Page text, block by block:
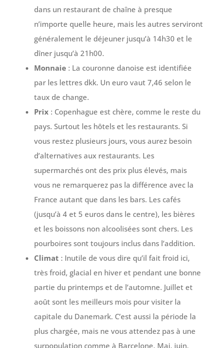
dans un restaurant de chaîne à presque
n’importe quelle heure, mais les autres serviront
généralement le déjeuner jusqu’à 14h30 et le
dîner jusqu’à 21h00.
Monnaie: La couronne danoise est identifiée
par les lettres dkk. Un euro vaut 7,46 selon le
taux de change.
Prix : Copenhague est chère, comme le reste du
pays. Surtout les hôtels et les restaurants. Si
vous restez plusieurs jours, vous aurez besoin
d’alternatives aux restaurants. Les
supermarchés ont des prix plus élevés, mais
vous ne remarquerez pas la différence avec la
France autant que dans les bars. Les cafés
(jusqu’à 4 et 5 euros dans le centre), les bières
et les boissons non alcoolisées sont chers. Les
pourboires sont toujours inclus dans l’addition.
Climat : Inutile de vous dire qu’il fait froid ici,
très froid, glacial en hiver et pendant une bonne
partie du printemps et de l’automne. Juillet et
août sont les meilleurs mois pour visiter la
capitale du Danemark. C’est aussi la période la
plus chargée, mais ne vous attendez pas à une
surpopulation comme à Barcelone. Mai, juin,